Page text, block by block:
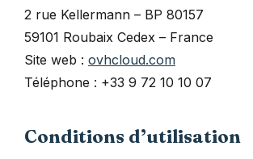
2 rue Kellermann – BP 80157
59101 Roubaix Cedex – France
Site web : ovhcloud.com
Téléphone : +33 9 72 10 10 07
Conditions d’utilisation